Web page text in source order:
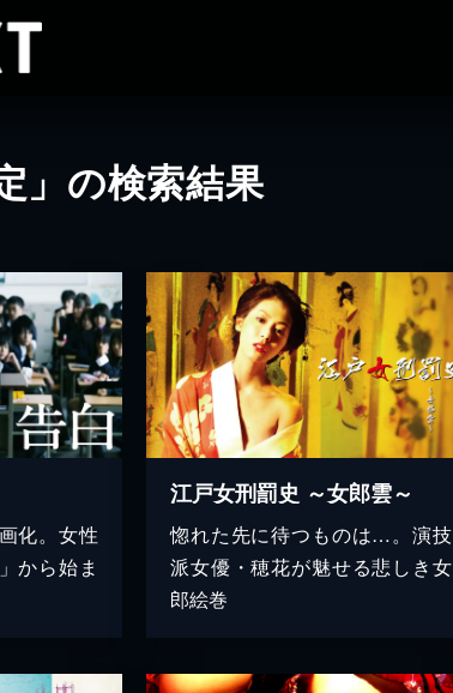
」の検索結果
化。女性
から始ま
江戸女刑罰史 ～女郎雲～
惚れた先に待つものは…。演技
派女優・穂花が魅せる悲しき女
郎絵巻